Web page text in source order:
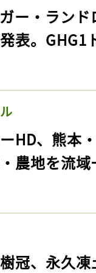
ー・ラン
表。GHG1
HD、熊本
農地を流
冠、永久